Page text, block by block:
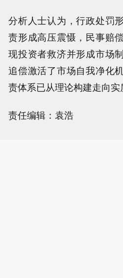
分析人士认为，行政处罚
责形成高压震慑，民事赔
现投资者救济并形成市场
追偿激活了市场自我净化
责体系已从理论构建走向实
责任编辑：袁浩